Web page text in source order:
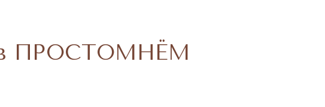
в ПРОСТОМНЁМ